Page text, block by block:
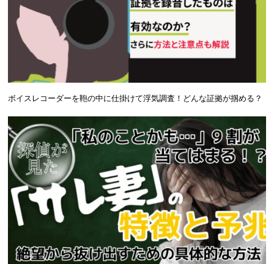
ボイスレコーダーを鞄の中に仕掛けて浮気調査！どんな証拠が掴める？